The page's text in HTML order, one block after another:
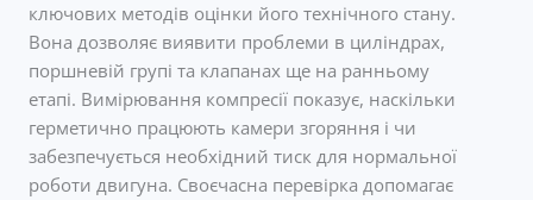
ключових методів оцінки його технічного стану.
Вона дозволяє виявити проблеми в циліндрах,
поршневій групі та клапанах ще на ранньому
етапі. Вимірювання компресії показує, наскільки
герметично працюють камери згоряння і чи
забезпечується необхідний тиск для нормальної
роботи двигуна. Своєчасна перевірка допомагає